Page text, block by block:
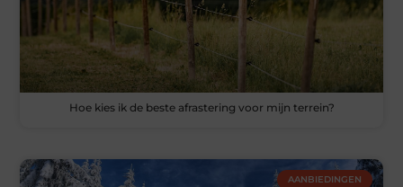
Hoe kies ik de beste afrastering voor mijn terrein?
AANBIEDINGEN